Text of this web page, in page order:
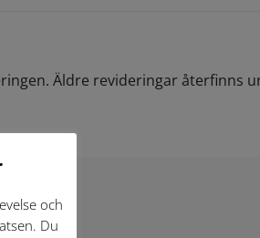
Äldre revideringar återfinns
och
Du